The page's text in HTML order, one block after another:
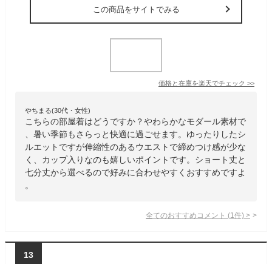
この商品をサイトでみる
価格と在庫を楽天でチェック >>
やちまる(30代・女性)
こちらの部屋着はどうですか？やわらかなモダール素材で
、暑い季節もさらっと快適に過ごせます。ゆったりしたシ
ルエットですが伸縮性のあるウエストで締めつけ感が少な
く、カップ入りなのも嬉しいポイントです。ショート丈と
七分丈から選べるので好みに合わせやすくおすすめですよ
。
全てのおすすめコメント (1 件) >
13